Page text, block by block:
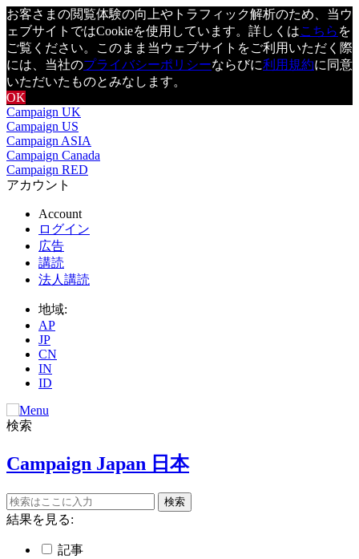
お客さまの閲覧体験の向上やトラフィック解析のため、当ウ
ェブサイトではCookieを使用しています。詳しくはこちら を
ご覧ください。このまま当ウェブサイトをご利用いただく際
には、当社のプライバシーポリシーならびに利用規約に同意
いただいたものとみなします。
OK
Campaign UK
Campaign US
Campaign ASIA
Campaign Canada
Campaign RED
アカウント
Account
ログイン
広告
講読
法人講読
地域:
AP
JP
CN
IN
ID
検索
Campaign Japan 日本
結果を見る:
記事